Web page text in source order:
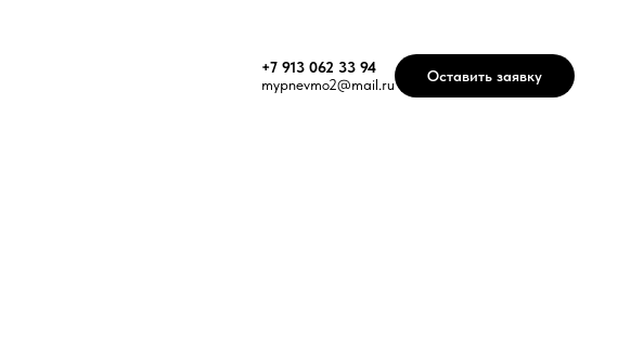
+7 913 062 33 94
mypnevmo2@mail.ru
Оставить заявку